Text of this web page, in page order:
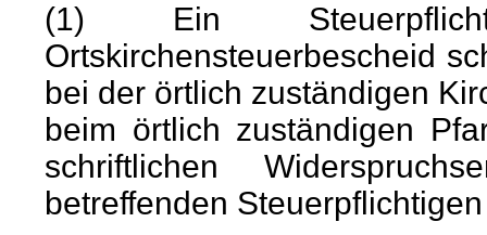
(1) Ein
Ortskirchensteuerbescheid
bei der örtlich zuständigen
beim örtlich zuständigen
schriftlichen
betreffenden